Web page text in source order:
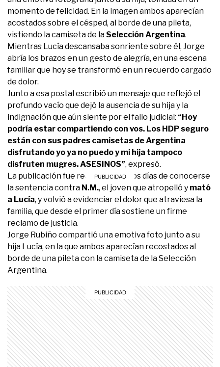
momento de felicidad. En la imagen ambos aparecían
acostados sobre el césped, al borde de una pileta,
vistiendo la camiseta de laSelección Argentina.
Mientras Lucía descansaba sonriente sobre él, Jorge
abría los brazos en un gesto de alegría, en una escena
familiar que hoy se transformó en un recuerdo cargado
de dolor.
Junto a esa postal escribió un mensaje que reflejó el
profundo vacío que dejó la ausencia de su hija y la
indignación que aún siente por el fallo judicial: “Hoy
podría estar compartiendo con vos. Los HDP seguro
están con sus padres camisetas de Argentina
disfrutando yo ya no puedo y mi hija tampoco
disfruten mugres. ASESINOS”, expresó.
La publicación fue realizada a pocos días de conocerse
la sentencia contra N.M., el joven que atropelló y mató
a Lucía, y volvió a evidenciar el dolor que atraviesa la
familia, que desde el primer día sostiene un firme
reclamo de justicia.
Jorge Rubiño compartió una emotiva foto junto a su
hija Lucía, en la que ambos aparecían recostados al
borde de una pileta con la camiseta de la Selección
Argentina.